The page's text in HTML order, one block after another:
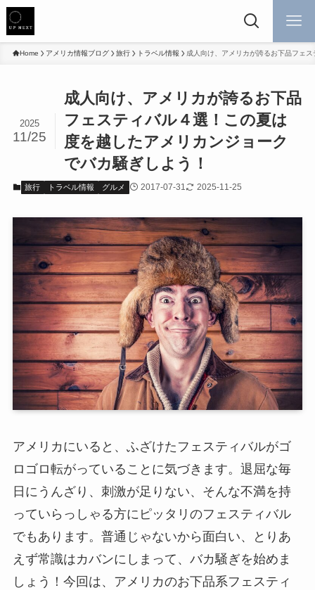
Home アメリカ情報ブログ 旅行 トラベル情報 成人向け、アメリカが誇るお下品フェ
成人向け、アメリカが誇るお下品
フェスティバル４選！この夏は
度を越したアメリカンジョーク
でバカ騒ぎしよう！
2025
11/25
旅行 トラベル情報 グルメ 2017-07-31 2025-11-25
アメリカにいると、ふざけたフェスティバルがゴ
ロゴロ転がっていることに気づきます。退屈な毎
日にうんざり、刺激が足りない、そんな不満を持
っていらっしゃる方にピッタリのフェスティバル
でもあります。普通じゃないから面白い、とりあ
えず常識はカバンにしまって、バカ騒ぎを始めま
しょう！今回は、アメリカのお下品系フェスティ